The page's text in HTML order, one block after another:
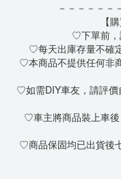
－－－－－－
【
♡下單前，
♡每天出庫存量不確
♡本商品不提供任何非
♡如需DIY車友，請評價
♡車主將商品裝上車
♡商品保固均已出貨後